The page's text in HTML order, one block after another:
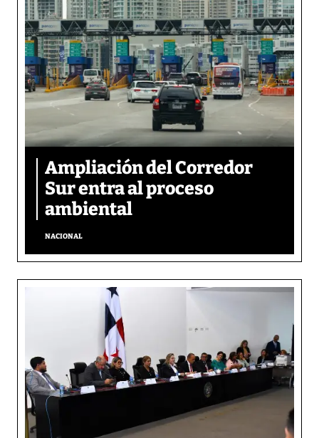
Ampliación del Corredor
Sur entra al proceso
ambiental
NACIONAL